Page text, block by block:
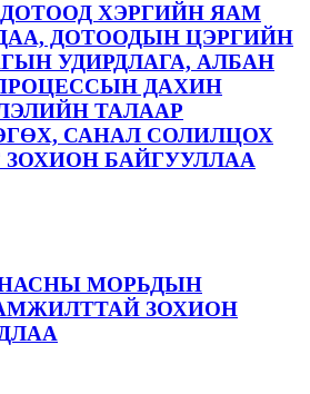
ДОТООД ХЭРГИЙН ЯАМ
ДОТООДЫН ЦЭРГИЙН
УДИРДЛАГА, АЛБАН
ДАХИН
ТАЛААР
САНАЛ СОЛИЛЦОХ
ЗОХИОН БАЙГУУЛЛАА
НАСНЫ МОРЬДЫН
ЗОХИОН